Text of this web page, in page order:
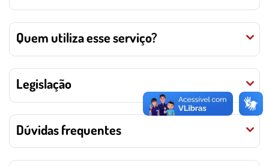
Quem utiliza esse serviço?
Legislação
Dúvidas frequentes